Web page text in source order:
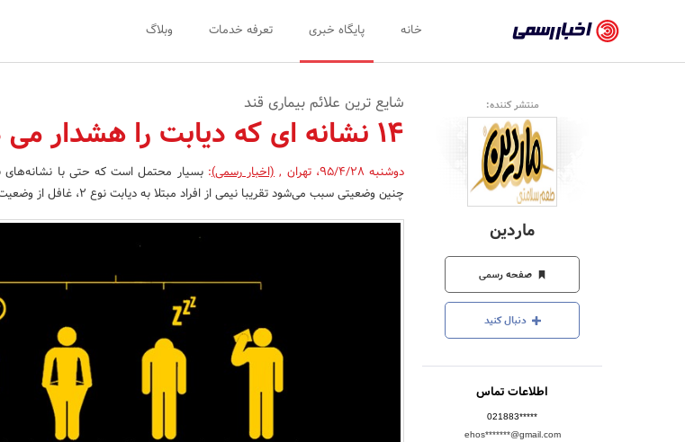
رسمی
-
اخبار
تایید
شده
شرکت‌ها،
سازمان‌ها
و
روابط
عمومی‌ها
خانه پایگاه خبری تعرفه خدمات وبلاگ
منتشر کننده:
ماردین
صفحه رسمی
دنبال کنید
اطلاعات تماس
021883*****
ehos*******@gmail.com
شایع ترین علائم بیماری قند
14 نشانه ای که دیابت را هشدار می دهد
دوشنبه 95/4/28 ،تهران ,(اخبار رسمی):بسیار محتمل است که حتی با نشانه‌های
چنین وضعیتی سبب می‌شود تقریبا نیمی از افراد مبتلا به دیابت نوع 2، غافل از وضعیت خود، رها شوند.